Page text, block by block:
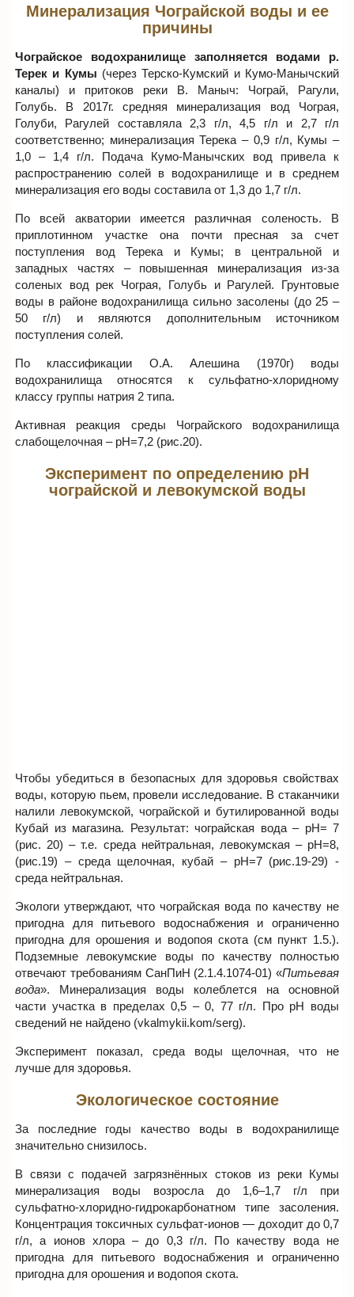
Минерализация Чограйской воды и ее
причины
Чограйское водохранилище заполняется водами р.
Терек и Кумы (через Терско-Кумский и Кумо-Манычский
каналы) и притоков реки В. Маныч: Чограй, Рагули,
Голубь. В 2017г. средняя минерализация вод Чограя,
Голуби, Рагулей составляла 2,3 г/л, 4,5 г/л и 2,7 г/л
соответственно; минерализация Терека – 0,9 г/л, Кумы –
1,0 – 1,4 г/л. Подача Кумо-Манычских вод привела к
распространению солей в водохранилище и в среднем
минерализация его воды составила от 1,3 до 1,7 г/л.
По всей акватории имеется различная соленость. В
приплотинном участке она почти пресная за счет
поступления вод Терека и Кумы; в центральной и
западных частях – повышенная минерализация из-за
соленых вод рек Чограя, Голубь и Рагулей. Грунтовые
воды в районе водохранилища сильно засолены (до 25 –
50 г/л) и являются дополнительным источником
поступления солей.
По классификации О.А. Алешина (1970г) воды
водохранилища относятся к сульфатно-хлоридному
классу группы натрия 2 типа.
Активная реакция среды Чограйского водохранилища
слабощелочная – рН=7,2 (рис.20).
Эксперимент по определению рН
чограйской и левокумской воды
Чтобы убедиться в безопасных для здоровья свойствах
воды, которую пьем, провели исследование. В стаканчики
налили левокумской, чограйской и бутилированной воды
Кубай из магазина. Результат: чограйская вода – рН= 7
(рис. 20) – т.е. среда нейтральная, левокумская – рН=8,
(рис.19) – среда щелочная, кубай – рН=7 (рис.19-29) -
среда нейтральная.
Экологи утверждают, что чограйская вода по качеству не
пригодна для питьевого водоснабжения и ограниченно
пригодна для орошения и водопоя скота (см пункт 1.5.).
Подземные левокумские воды по качеству полностью
отвечают требованиям СанПиН (2.1.4.1074-01) «Питьевая
вода». Минерализация воды колеблется на основной
части участка в пределах 0,5 – 0, 77 г/л. Про pH воды
сведений не найдено (vkalmykii.kom/serg).
Эксперимент показал, среда воды щелочная, что не
лучше для здоровья.
Экологическое состояние
За последние годы качество воды в водохранилище
значительно снизилось.
В связи с подачей загрязнённых стоков из реки Кумы
минерализация воды возросла до 1,6‒1,7 г/л при
сульфатно-хлоридно-гидрокарбонатном типе засоления.
Концентрация токсичных сульфат-ионов — доходит до 0,7
г/л, а ионов хлора ‒ до 0,3 г/л. По качеству вода не
пригодна для питьевого водоснабжения и ограниченно
пригодна для орошения и водопоя скота.